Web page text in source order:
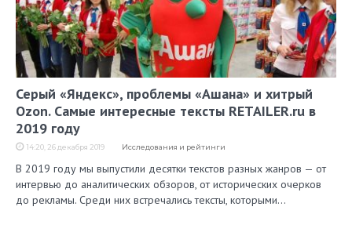
Серый «Яндекс», проблемы «Ашана» и хитрый
Ozon. Самые интересные тексты RETAILER.ru в
2019 году
14:20, 26 декабря 2019 Исследования и рейтинги
В 2019 году мы выпустили десятки текстов разных жанров — от
интервью до аналитических обзоров, от исторических очерков
до рекламы. Среди них встречались тексты, которыми…